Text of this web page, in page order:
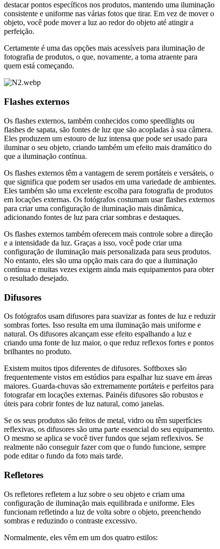
destacar pontos específicos nos produtos, mantendo uma iluminação
consistente e uniforme nas várias fotos que tirar. Em vez de mover o
objeto, você pode mover a luz ao redor do objeto até atingir a
perfeição.
Certamente é uma das opções mais acessíveis para iluminação de
fotografia de produtos, o que, novamente, a torna atraente para
quem está começando.
Flashes externos
Os flashes externos, também conhecidos como speedlights ou
flashes de sapata, são fontes de luz que são acopladas à sua câmera.
Eles produzem um estouro de luz intensa que pode ser usado para
iluminar o seu objeto, criando também um efeito mais dramático do
que a iluminação contínua.
Os flashes externos têm a vantagem de serem portáteis e versáteis, o
que significa que podem ser usados em uma variedade de ambientes.
Eles também são uma excelente escolha para fotografia de produtos
em locações externas. Os fotógrafos costumam usar flashes externos
para criar uma configuração de iluminação mais dinâmica,
adicionando fontes de luz para criar sombras e destaques.
Os flashes externos também oferecem mais controle sobre a direção
e a intensidade da luz. Graças a isso, você pode criar uma
configuração de iluminação mais personalizada para seus produtos.
No entanto, eles são uma opção mais cara do que a iluminação
contínua e muitas vezes exigem ainda mais equipamentos para obter
o resultado desejado.
Difusores
Os fotógrafos usam difusores para suavizar as fontes de luz e reduzir
sombras fortes. Isso resulta em uma iluminação mais uniforme e
natural. Os difusores alcançam esse efeito espalhando a luz e
criando uma fonte de luz maior, o que reduz reflexos fortes e pontos
brilhantes no produto.
Existem muitos tipos diferentes de difusores. Softboxes são
frequentemente vistos em estúdios para espalhar luz suave em áreas
maiores. Guarda-chuvas são extremamente portáteis e perfeitos para
fotografar em locações externas. Painéis difusores são robustos e
úteis para cobrir fontes de luz natural, como janelas.
Se os seus produtos são feitos de metal, vidro ou têm superfícies
reflexivas, os difusores são uma parte essencial do seu equipamento.
O mesmo se aplica se você tiver fundos que sejam reflexivos. Se
realmente não conseguir fazer com que o fundo funcione, sempre
pode editar o fundo da foto mais tarde.
Refletores
Os refletores refletem a luz sobre o seu objeto e criam uma
configuração de iluminação mais equilibrada e uniforme. Eles
funcionam refletindo a luz de volta sobre o objeto, preenchendo
sombras e reduzindo o contraste excessivo.
Normalmente, eles vêm em um dos quatro estilos: